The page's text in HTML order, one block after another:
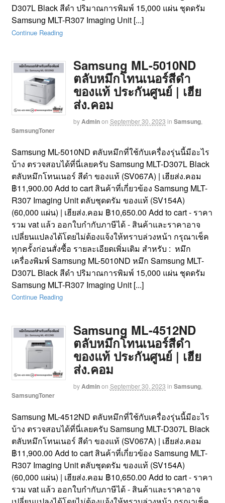
D307L Black สีดำ ปริมาณการพิมพ์ 15,000 แผ่น ชุดดรัม
Samsung MLT-R307 Imaging Unit [...]
Continue Reading
Samsung ML-5010ND
ตลับหมึกโทนเนอร์สีดำ
ของแท้ ประกันศูนย์ | เฮีย
ส่ง.คอม
byAdminon September 30, 2023 in Samsung,
SamsungToner
Samsung ML-5010ND ตลับหมึกที่ใช้กับเครื่องรุ่นนี้มีอะไร
บ้าง ตรวจสอบได้ที่นี่เลยครับ Samsung MLT-D307L Black
ตลับหมึกโทนเนอร์ สีดำ ของแท้ (SV067A) | เฮียส่ง.คอม
฿11,900.00 Add to cart สินค้าที่เกี่ยวข้อง Samsung MLT-
R307 Imaging Unit ตลับชุดดรัม ของแท้ (SV154A)
(60,000 แผ่น) | เฮียส่ง.คอม ฿10,650.00 Add to cart - ราคา
รวม vat แล้ว ออกใบกำกับภาษีได้ - สินค้าและราคาอาจ
เปลี่ยนแปลงได้โดยไม่ต้องแจ้งให้ทราบล่วงหน้า กรุณาเช็ค
ทุกครั้งก่อนสั่งซื้อ รายละเอียดเพิ่มเติม สำหรับ : หมึก
เครื่องพิมพ์ Samsung ML-5010ND หมึก Samsung MLT-
D307L Black สีดำ ปริมาณการพิมพ์ 15,000 แผ่น ชุดดรัม
Samsung MLT-R307 Imaging Unit [...]
Continue Reading
Samsung ML-4512ND
ตลับหมึกโทนเนอร์สีดำ
ของแท้ ประกันศูนย์ | เฮีย
ส่ง.คอม
byAdminon September 30, 2023 in Samsung,
SamsungToner
Samsung ML-4512ND ตลับหมึกที่ใช้กับเครื่องรุ่นนี้มีอะไร
บ้าง ตรวจสอบได้ที่นี่เลยครับ Samsung MLT-D307L Black
ตลับหมึกโทนเนอร์ สีดำ ของแท้ (SV067A) | เฮียส่ง.คอม
฿11,900.00 Add to cart สินค้าที่เกี่ยวข้อง Samsung MLT-
R307 Imaging Unit ตลับชุดดรัม ของแท้ (SV154A)
(60,000 แผ่น) | เฮียส่ง.คอม ฿10,650.00 Add to cart - ราคา
รวม vat แล้ว ออกใบกำกับภาษีได้ - สินค้าและราคาอาจ